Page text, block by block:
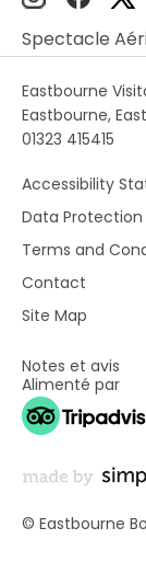
Spectacle
Eastbourne
Eastbourne,
01323 415415
Accessibility
Data Protection
Terms and
Contact
Site Map
Notes et avis
Alimenté par
© Eastbourne